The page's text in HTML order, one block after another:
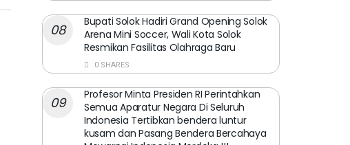
Bupati Solok Hadiri Grand Opening Solok
Arena Mini Soccer, Wali Kota Solok
Resmikan Fasilitas Olahraga Baru
0 SHARES
Profesor Minta Presiden RI Perintahkan
Semua Aparatur Negara Di Seluruh
Indonesia Tertibkan bendera luntur
kusam dan Pasang Bendera Bercahaya